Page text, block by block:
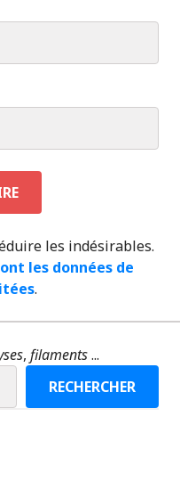
les indésirables.
les données de
.
, filaments...
RECHERCHER